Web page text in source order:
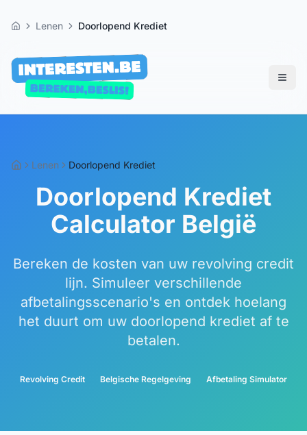
Home Lenen Doorlopend Krediet
Lenen Doorlopend Krediet
Doorlopend Krediet
Calculator België
Bereken de kosten van uw revolving credit
lijn. Simuleer verschillende
afbetalingsscenario's en ontdek hoelang
het duurt om uw doorlopend krediet af te
betalen.
Revolving Credit Belgische Regelgeving Afbetaling Simulator